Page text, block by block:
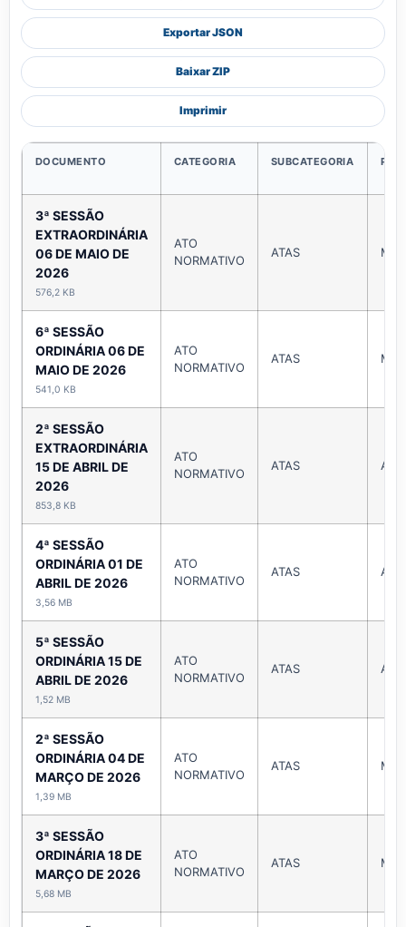
Exportar JSON
Baixar ZIP
Imprimir
DOCUMENTO CATEGORIA SUBCATEGORIA
3ª SESSÃO
EXTRAORDINÁRIA
06 DE MAIO DE
2026
576,2 KB
ATO
NORMATIVO
ATAS
6ª SESSÃO
ORDINÁRIA 06 DE
MAIO DE 2026
541,0 KB
ATO
NORMATIVO
ATAS
2ª SESSÃO
EXTRAORDINÁRIA
15 DE ABRIL DE
2026
853,8 KB
ATO
NORMATIVO
ATAS
4ª SESSÃO
ORDINÁRIA 01 DE
ABRIL DE 2026
3,56 MB
ATO
NORMATIVO
ATAS
5ª SESSÃO
ORDINÁRIA 15 DE
ABRIL DE 2026
1,52 MB
ATO
NORMATIVO
ATAS
2ª SESSÃO
ORDINÁRIA 04 DE
MARÇO DE 2026
1,39 MB
ATO
NORMATIVO
ATAS
3ª SESSÃO
ORDINÁRIA 18 DE
MARÇO DE 2026
5,68 MB
ATO
NORMATIVO
ATAS